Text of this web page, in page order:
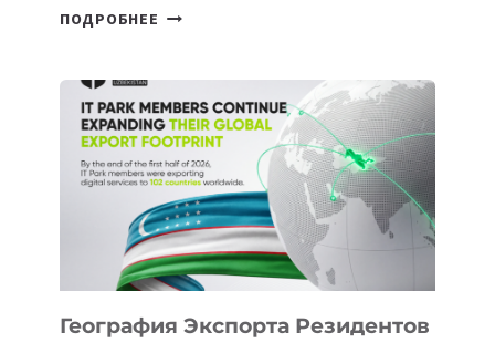
ПОДРОБНЕЕ
НОВЫЕ
ПРЕДМЕТЫ
ПО
ИСКУССТВЕННОМУ
ИНТЕЛЛЕКТУ
География Экспорта Резидентов